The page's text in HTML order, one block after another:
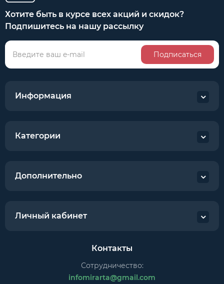
Хотите быть в курсе всех акций и скидок?
Подпишитесь на нашу рассылку
Подписаться
Информация
Категории
Дополнительно
Личный кабинет
Контакты
Сотрудничество:
infomirarta@gmail.com